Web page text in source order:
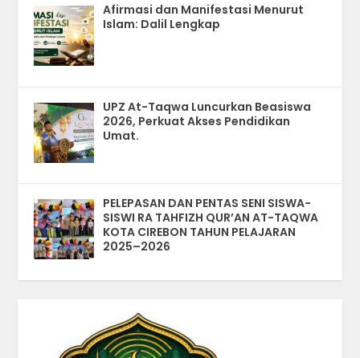
Afirmasi dan Manifestasi Menurut
Islam: Dalil Lengkap
UPZ At-Taqwa Luncurkan Beasiswa
2026, Perkuat Akses Pendidikan
Umat.
PELEPASAN DAN PENTAS SENI SISWA-
SISWI RA TAHFIZH QUR’AN AT-TAQWA
KOTA CIREBON TAHUN PELAJARAN
2025–2026